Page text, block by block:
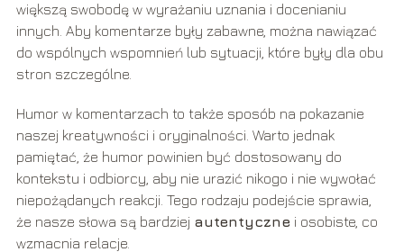
większą swobodę w wyrażaniu uznania i docenianiu
innych. Aby komentarze były zabawne, można nawiązać
do wspólnych wspomnień lub sytuacji, które były dla obu
stron szczególne.
Humor w komentarzach to także sposób na pokazanie
naszej kreatywności i oryginalności. Warto jednak
pamiętać, że humor powinien być dostosowany do
kontekstu i odbiorcy, aby nie urazić nikogo i nie wywołać
niepożądanych reakcji. Tego rodzaju podejście sprawia,
że nasze słowa są bardziej autentycznei osobiste, co
wzmacnia relacje.